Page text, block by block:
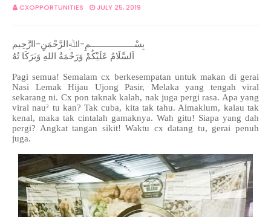
CXOPPORTUNITIES JULY 25, 2019
بِسْــــــــــــــــــمِ-اﷲِالرَّحْمَنِ-اارَّحِيم
اَلسَّلَامُ عَلَيْكُمْ وَرَحْمَةُ اللهِ وَبَرَكَا تُهُ
Pagi semua! Semalam cx berkesempatan untuk makan di gerai
Nasi Lemak Hijau Ujong Pasir, Melaka yang tengah viral
sekarang ni. Cx pon taknak kalah, nak juga pergi rasa. Apa yang
viral nau² tu kan? Tak cuba, kita tak tahu. Almaklum, kalau tak
kenal, maka tak cintalah gamaknya. Wah gitu! Siapa yang dah
pergi? Angkat tangan sikit! Waktu cx datang tu, gerai penuh
juga.